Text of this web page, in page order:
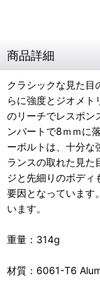
商品詳細
クラシックな見た目
らに強度とジオメト
のリーチでレスポン
ンバートで8ｍｍに
ーボルトは、十分な
ランスの取れた見た
ジと先細りのボディ
要因となっています
います。
重量：314g
材質：6061-T6